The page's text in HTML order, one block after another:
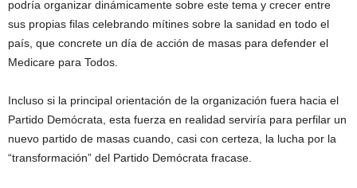
podría organizar dinámicamente sobre este tema y crecer entre
sus propias filas celebrando mítines sobre la sanidad en todo el
país, que concrete un día de acción de masas para defender el
Medicare para Todos.
Incluso si la principal orientación de la organización fuera hacia el
Partido Demócrata, esta fuerza en realidad serviría para perfilar un
nuevo partido de masas cuando, casi con certeza, la lucha por la
“transformación” del Partido Demócrata fracase.